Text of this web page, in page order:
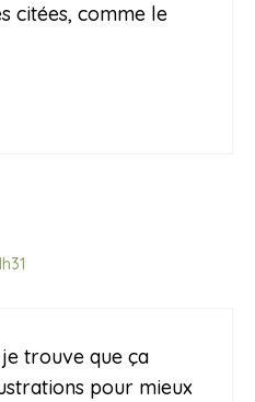
citées, comme le
trouve que ça
pour mieux